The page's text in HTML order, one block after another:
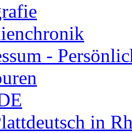
-
in